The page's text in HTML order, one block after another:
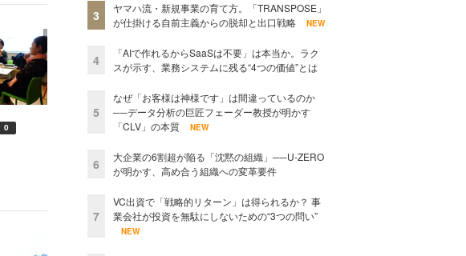
0
3
ヤマハ流・新規事業の育て方。「TRANSPOSE」
が仕掛ける自前主義からの脱却と出口戦略
NEW
4
「AIで作れるからSaaSは不要」は本当か。ラク
スが示す、業務システムに残る“4つの価値”とは
5
なぜ「お客様は神様です」は間違っているのか
──データ分析の巨匠フェーダー教授が明かす
「CLV」の本質
NEW
6
大企業の6割超が陥る「沈黙の組織」──U-ZERO
が明かす、高め合う組織への変革要件
7
VC出資で「戦略的リターン」は得られるか？ 事
業会社が投資を無駄にしないための“3つの問い”
NEW